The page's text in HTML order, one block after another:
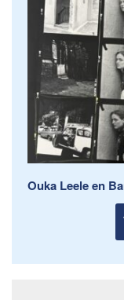
Ouka Leele en